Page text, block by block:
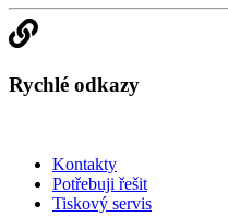
Rychlé odkazy
Kontakty
Potřebuji řešit
Tiskový servis